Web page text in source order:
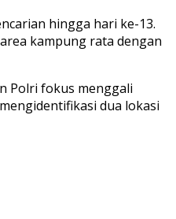
hingga hari ke-13.
kampung rata dengan
Polri fokus menggali
dua lokasi